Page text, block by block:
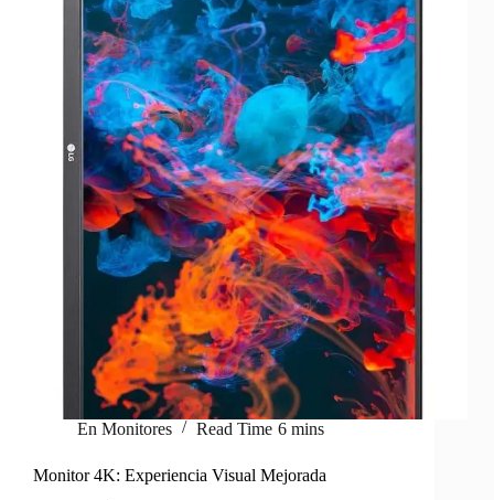
En Monitores Read Time 6 mins
Monitor 4K: Experiencia Visual Mejorada